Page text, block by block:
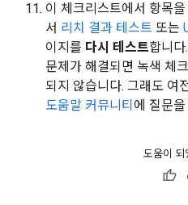
이 체크리스트에서 항목
서 리치 결과 테스트 또는
이지를 다시 테스트합니다.
문제가 해결되면 녹색 체
되지 않습니다. 그래도 여
도움말 커뮤니티 에 질문
도움이 되